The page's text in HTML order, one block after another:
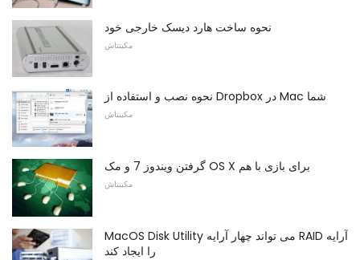
نحوه ساخت هارد دیسک خارجی خود
مکینتاش
نحوه نصب و استفاده از Dropbox در Mac شما
مکینتاش
گرفتن ویندوز 7 و مک OS X برای بازی با هم
مکینتاش
MacOS Disk Utility می تواند چهار آرایه RAID آرایه
را ایجاد کند